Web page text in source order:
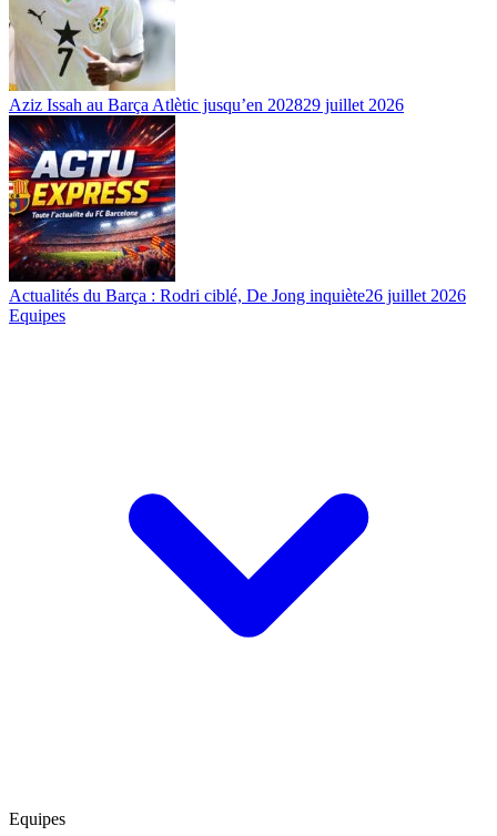
Aziz Issah au Barça Atlètic jusqu’en 202829 juillet 2026
Actualités du Barça : Rodri ciblé, De Jong inquiète26 juillet 2026
Equipes
Equipes